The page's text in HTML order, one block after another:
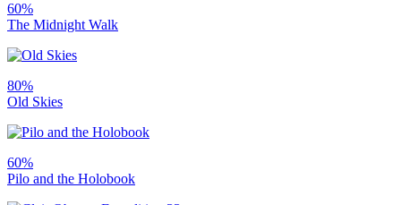
60%
The Midnight Walk
80%
Old Skies
60%
Pilo and the Holobook